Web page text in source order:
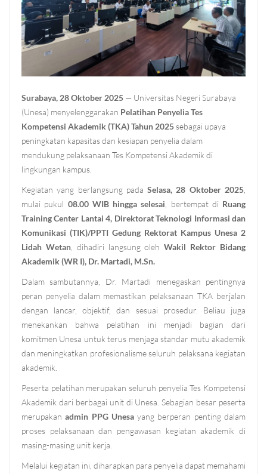
Surabaya, 28 Oktober 2025 — Universitas Negeri Surabaya
(Unesa) menyelenggarakan Pelatihan Penyelia Tes
Kompetensi Akademik (TKA) Tahun 2025 sebagai upaya
peningkatan kapasitas dan kesiapan penyelia dalam
mendukung pelaksanaan Tes Kompetensi Akademik di
lingkungan kampus.
Kegiatan yang berlangsung padaSelasa, 28 Oktober 2025
mulai pukul 08.00 WIB hingga selesai , bertempat di Ruang
Training Center Lantai 4, Direktorat Teknologi Informasi dan
Komunikasi (TIK)/PPTI Gedung Rektorat Kampus Unesa 2
Lidah Wetan, dihadiri langsung olehWakil Rektor Bidang
Akademik (WR I), Dr. Martadi, M.Sn.
Dalam sambutannya, Dr. Martadi menegaskan pentingnya
peran penyelia dalam memastikan pelaksanaan TKA berjalan
dengan lancar, objektif, dan sesuai prosedur. Beliau juga
menekankan bahwa pelatihan ini menjadi bagian dari
komitmen Unesa untuk terus menjaga standar mutu akademik
dan meningkatkan profesionalisme seluruh pelaksana kegiatan
akademik.
Peserta pelatihan merupakan seluruh penyelia Tes Kompetensi
Akademik dari berbagai unit di Unesa. Sebagian besar peserta
merupakanadmin PPG Unesayang berperan penting dalam
proses pelaksanaan dan pengawasan kegiatan akademik di
masing-masing unit kerja.
Melalui kegiatan ini, diharapkan para penyelia dapat memahami